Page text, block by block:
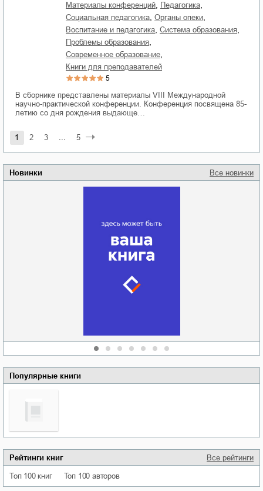
Новинки Все новинки
Популярные книги
Рейтинги книг Все рейтинги
Топ 100 книг Топ 100 авторов
материалы конференций педагогика
социальная педагогика органы опеки
воспитание и педагогика система образования
проблемы образования
современное образование
книги для преподавателей
5
В сборнике представлены материалы VIII Международной
научно-практической конференции. Конференция посвящена 85-
летию со дня рождения выдающе…
1 2 3 ... 5